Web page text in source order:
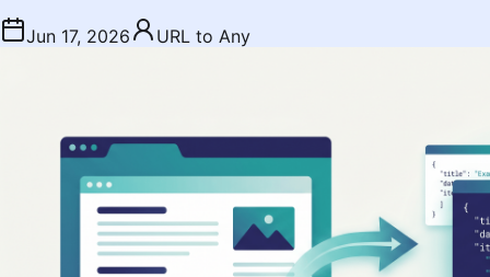
Jun 17, 2026 URL to Any